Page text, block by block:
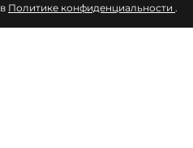
Политике конфиденциальности .